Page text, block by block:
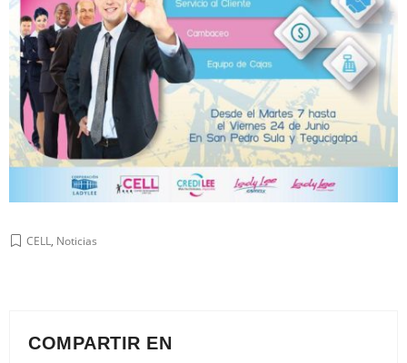
CELL, Noticias
COMPARTIR EN